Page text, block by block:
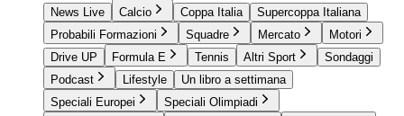
News Live
Calcio Coppa Italia
Supercoppa Italiana
Probabili Formazioni
Squadre Mercato
Motori
Drive UP
Formula E Tennis Altri Sport
Sondaggi
Podcast
Lifestyle
Un libro a settimana
Speciali Europei
Speciali Olimpiadi